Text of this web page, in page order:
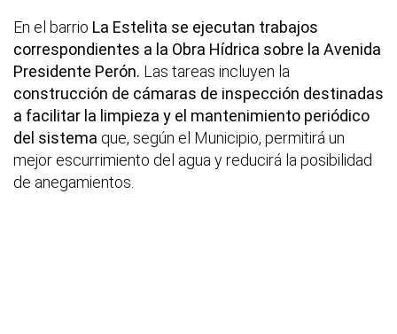
En el barrio La Estelita se ejecutan trabajos
correspondientes a la Obra Hídrica sobre la Avenida
Presidente Perón. Las tareas incluyen la
construcción de cámaras de inspección destinadas
a facilitar la limpieza y el mantenimiento periódico
del sistema que, según el Municipio, permitirá un
mejor escurrimiento del agua y reducirá la posibilidad
de anegamientos.